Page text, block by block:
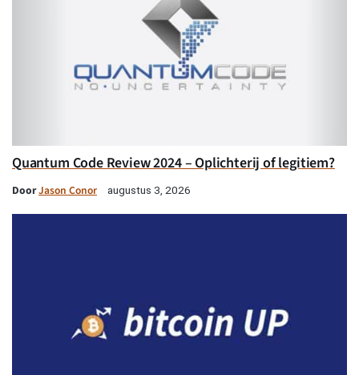
Quantum Code Review 2024 – Oplichterij of legitiem?
DoorJason Conor augustus 3, 2026